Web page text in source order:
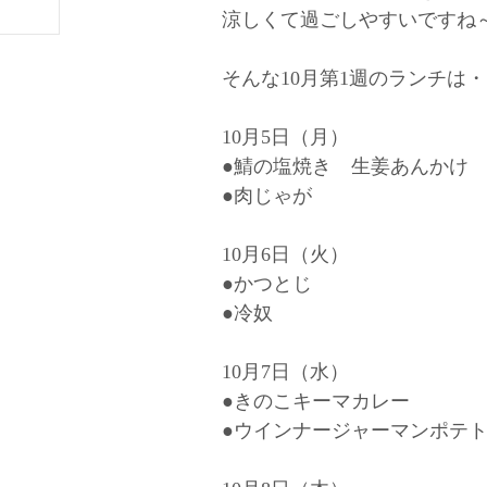
涼しくて過ごしやすいですね
そんな10月第1週のランチは・
10月5日（月）
●鯖の塩焼き 生姜あんかけ
●肉じゃが
10月6日（火）
●かつとじ
●冷奴
10月7日（水）
●きのこキーマカレー
●ウインナージャーマンポテト